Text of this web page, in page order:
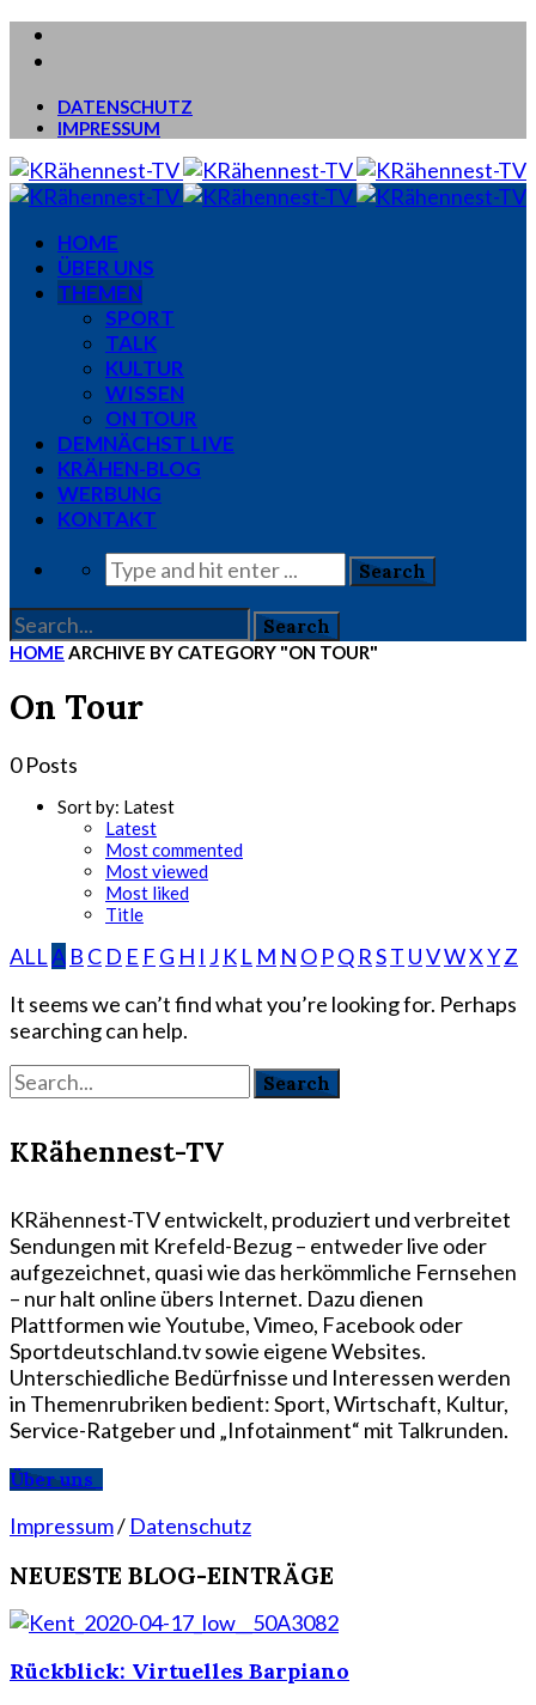
DATENSCHUTZ
IMPRESSUM
HOME
ÜBER UNS
THEMEN
SPORT
TALK
KULTUR
WISSEN
ON TOUR
DEMNÄCHST LIVE
KRÄHEN-BLOG
WERBUNG
KONTAKT
HOME ARCHIVE BY CATEGORY "ON TOUR"
On Tour
0 Posts
Sort by: Latest
Latest
Most commented
Most viewed
Most liked
Title
ALLA B C D E F G H I J K L M N O PQ RST UVWXYZ
It seems we can’t find what you’re looking for. Perhaps
searching can help.
KRähennest-TV
KRähennest-TV entwickelt, produziert und verbreitet
Sendungen mit Krefeld-Bezug – entweder live oder
aufgezeichnet, quasi wie das herkömmliche Fernsehen
– nur halt online übers Internet. Dazu dienen
Plattformen wie Youtube, Vimeo, Facebook oder
Sportdeutschland.tv sowie eigene Websites.
Unterschiedliche Bedürfnisse und Interessen werden
in Themenrubriken bedient: Sport, Wirtschaft, Kultur,
Service-Ratgeber und „Infotainment“ mit Talkrunden.
Über uns
Impressum/ Datenschutz
NEUESTE BLOG-EINTRÄGE
Rückblick: Virtuelles Barpiano